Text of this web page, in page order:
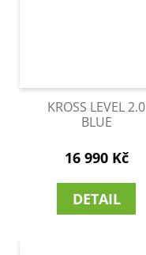
KROSS LEVEL 2.0
BLUE
16 990 Kč
DETAIL